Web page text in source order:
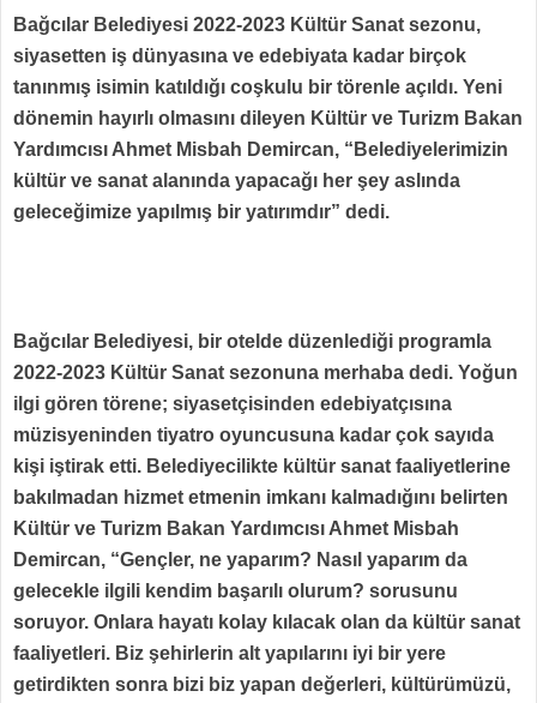
Bağcılar Belediyesi 2022-2023 Kültür Sanat sezonu,
siyasetten iş dünyasına ve edebiyata kadar birçok
tanınmış isimin katıldığı coşkulu bir törenle açıldı. Yeni
dönemin hayırlı olmasını dileyen Kültür ve Turizm Bakan
Yardımcısı Ahmet Misbah Demircan, “Belediyelerimizin
kültür ve sanat alanında yapacağı her şey aslında
geleceğimize yapılmış bir yatırımdır” dedi.
Bağcılar Belediyesi, bir otelde düzenlediği programla
2022-2023 Kültür Sanat sezonuna merhaba dedi. Yoğun
ilgi gören törene; siyasetçisinden edebiyatçısına
müzisyeninden tiyatro oyuncusuna kadar çok sayıda
kişi iştirak etti. Belediyecilikte kültür sanat faaliyetlerine
bakılmadan hizmet etmenin imkanı kalmadığını belirten
Kültür ve Turizm Bakan Yardımcısı Ahmet Misbah
Demircan, “Gençler, ne yaparım? Nasıl yaparım da
gelecekle ilgili kendim başarılı olurum? sorusunu
soruyor. Onlara hayatı kolay kılacak olan da kültür sanat
faaliyetleri. Biz şehirlerin alt yapılarını iyi bir yere
getirdikten sonra bizi biz yapan değerleri, kültürümüzü,